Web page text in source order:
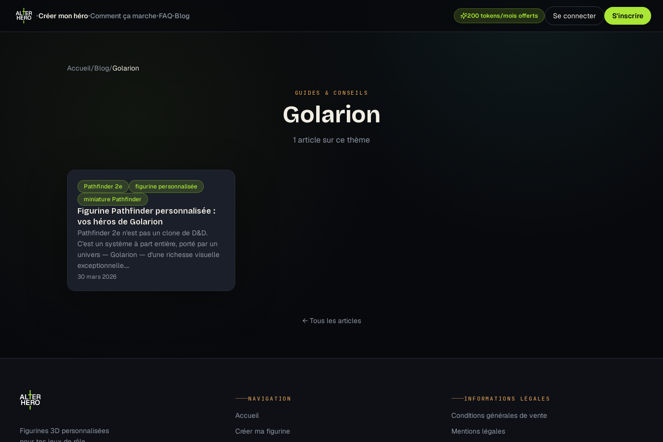
•Créer mon héro•Comment ça marche•FAQ•Blog 200 tokens/mois offerts Se connecter S'inscrire
Accueil/Blog/Golarion
GUIDES & CONSEILS
Golarion
1 article sur ce thème
Pathfinder 2e
figurine personnalisée
miniature Pathfinder
Figurine Pathfinder personnalisée :
vos héros de Golarion
Pathfinder 2e n'est pas un clone de D&D.
C'est un système à part entière, porté par un
univers — Golarion — d'une richesse visuelle
exceptionnelle.…
30 mars 2026
← Tous les articles
Figurines 3D personnalisées
NAVIGATION
Accueil
Créer ma figurine
INFORMATIONS LÉGALES
Conditions générales de vente
Mentions légales